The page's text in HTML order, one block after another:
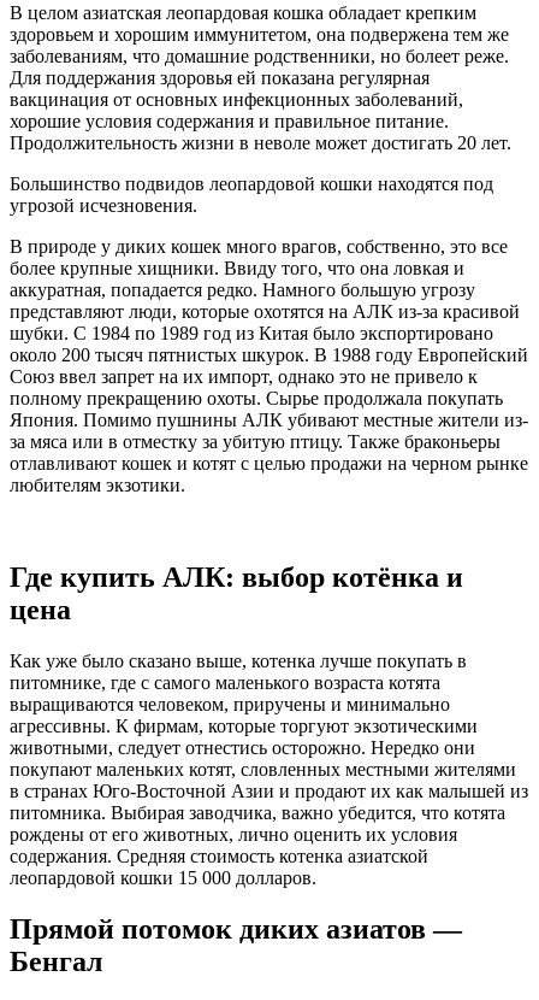
В целом азиатская леопардовая кошка обладает крепким
здоровьем и хорошим иммунитетом, она подвержена тем же
заболеваниям, что домашние родственники, но болеет реже.
Для поддержания здоровья ей показана регулярная
вакцинация от основных инфекционных заболеваний,
хорошие условия содержания и правильное питание.
Продолжительность жизни в неволе может достигать 20 лет.
Большинство подвидов леопардовой кошки находятся под
угрозой исчезновения.
В природе у диких кошек много врагов, собственно, это все
более крупные хищники. Ввиду того, что она ловкая и
аккуратная, попадается редко. Намного большую угрозу
представляют люди, которые охотятся на АЛК из-за красивой
шубки. С 1984 по 1989 год из Китая было экспортировано
около 200 тысяч пятнистых шкурок. В 1988 году Европейский
Союз ввел запрет на их импорт, однако это не привело к
полному прекращению охоты. Сырье продолжала покупать
Япония. Помимо пушнины АЛК убивают местные жители из-
за мяса или в отместку за убитую птицу. Также браконьеры
отлавливают кошек и котят с целью продажи на черном рынке
любителям экзотики.
Где купить АЛК: выбор котёнка и
цена
Как уже было сказано выше, котенка лучше покупать в
питомнике, где с самого маленького возраста котята
выращиваются человеком, приручены и минимально
агрессивны. К фирмам, которые торгуют экзотическими
животными, следует отнестись осторожно. Нередко они
покупают маленьких котят, словленных местными жителями
в странах Юго-Восточной Азии и продают их как малышей из
питомника. Выбирая заводчика, важно убедится, что котята
рождены от его животных, лично оценить их условия
содержания. Средняя стоимость котенка азиатской
леопардовой кошки 15 000 долларов.
Прямой потомок диких азиатов ―
Бенгал